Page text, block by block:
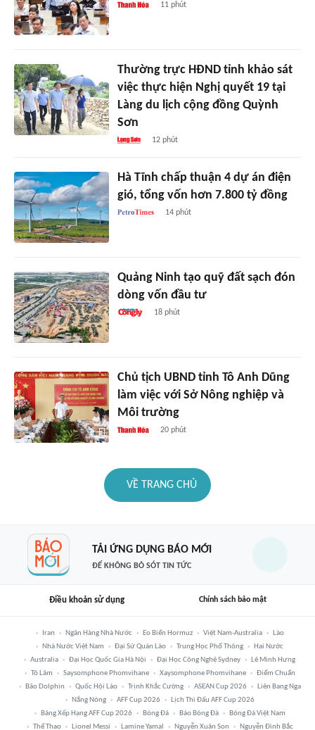
11 phút
Thường trực HĐND tỉnh khảo sát
việc thực hiện Nghị quyết 19 tại
Làng du lịch cộng đồng Quỳnh
Sơn
12 phút
Hà Tĩnh chấp thuận 4 dự án điện
gió, tổng vốn hơn 7.800 tỷ đồng
14 phút
Quảng Ninh tạo quỹ đất sạch đón
dòng vốn đầu tư
18 phút
Chủ tịch UBND tỉnh Tô Anh Dũng
làm việc với Sở Nông nghiệp và
Môi trường
20 phút
VỀ TRANG CHỦ
TẢI ỨNG DỤNG BÁO MỚI
ĐỂ KHÔNG BỎ SÓT TIN TỨC
Điều khoản sử dụng Chính sách bảo mật
Iran Ngân Hàng Nhà Nước Eo Biển Hormuz Việt Nam-Australia
Lào
Nhà Nước Việt Nam
Đại Sứ Quán Lào Trung Học Phổ Thông
Hai Nước
Australia
Đại Học Quốc Gia Hà Nội Đại Học Công Nghệ Sydney
Lê Minh Hưng
Tô Lâm
Saysomphone Phomvihane Xaysomphone Phomvihane
Điểm Chuẩn
Bão Dolphin
Quốc Hội Lào Trịnh Khắc Cường ASEAN Cup 2026
Liên Bang Nga
Nắng Nóng
AFF Cup 2026
Lịch Thi Đấu AFF Cup 2026
Bảng Xếp Hạng AFF Cup 2026
Bóng Đá Báo Bóng Đá
Bóng Đá Việt Nam
Thể Thao
Lionel Messi Lamine Yamal Nguyễn Xuân Son Nguyễn Đình Bắc